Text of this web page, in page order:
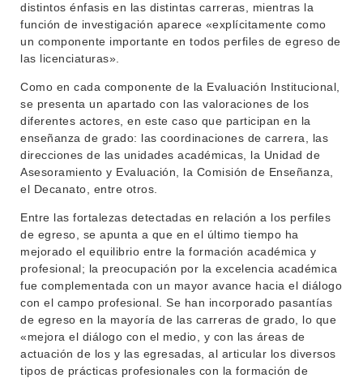
SERVICIOS
LLAMADOS
NOTICIAS
CONTACTO
MOVILIDAD ACADÉMICA
BIBLIOTECA
distintos énfasis en las distintas carreras, mientras la
función de investigación aparece «explícitamente como
un componente importante en todos perfiles de egreso de
las licenciaturas».
Como en cada componente de la Evaluación Institucional,
se presenta un apartado con las valoraciones de los
diferentes actores, en este caso que participan en la
enseñanza de grado: las coordinaciones de carrera, las
direcciones de las unidades académicas, la Unidad de
Asesoramiento y Evaluación, la Comisión de Enseñanza,
el Decanato, entre otros.
Entre las fortalezas detectadas en relación a los perfiles
de egreso, se apunta a que en el último tiempo ha
mejorado el equilibrio entre la formación académica y
profesional; la preocupación por la excelencia académica
fue complementada con un mayor avance hacia el diálogo
con el campo profesional. Se han incorporado pasantías
de egreso en la mayoría de las carreras de grado, lo que
«mejora el diálogo con el medio, y con las áreas de
actuación de los y las egresadas, al articular los diversos
tipos de prácticas profesionales con la formación de